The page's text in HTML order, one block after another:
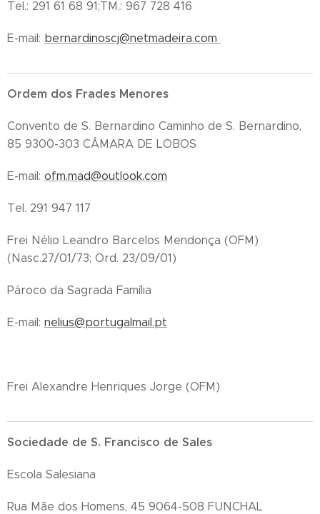
Tel.: 291 61 68 91;TM.: 967 728 416
E-mail: bernardinoscj@netmadeira.com
Ordem dos Frades Menores
Convento de S. Bernardino Caminho de S. Bernardino,
85 9300-303 CÂMARA DE LOBOS
E-mail: ofm.mad@outlook.com
Tel. 291 947 117
Frei Nélio Leandro Barcelos Mendonça (OFM)
(Nasc.27/01/73; Ord. 23/09/01)
Pároco da Sagrada Família
E-mail: nelius@portugalmail.pt
Frei Alexandre Henriques Jorge (OFM)
Sociedade de S. Francisco de Sales
Escola Salesiana
Rua Mãe dos Homens, 45 9064-508 FUNCHAL